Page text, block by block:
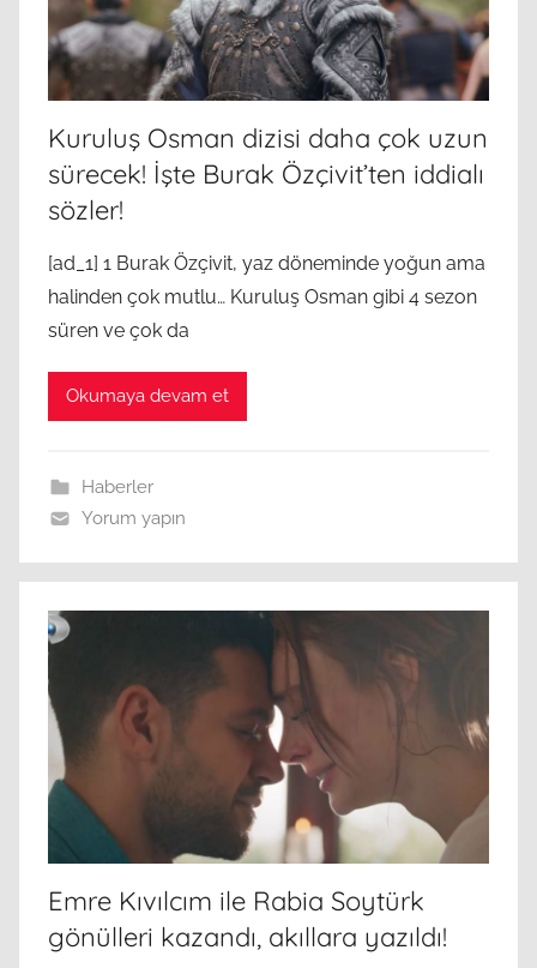
Kuruluş Osman dizisi daha çok uzun
sürecek! İşte Burak Özçivit’ten iddialı
sözler!
[ad_1] 1 Burak Özçivit, yaz döneminde yoğun ama
halinden çok mutlu… Kuruluş Osman gibi 4 sezon
süren ve çok da
Okumaya devam et
Haberler
Yorum yapın
Emre Kıvılcım ile Rabia Soytürk
gönülleri kazandı, akıllara yazıldı!